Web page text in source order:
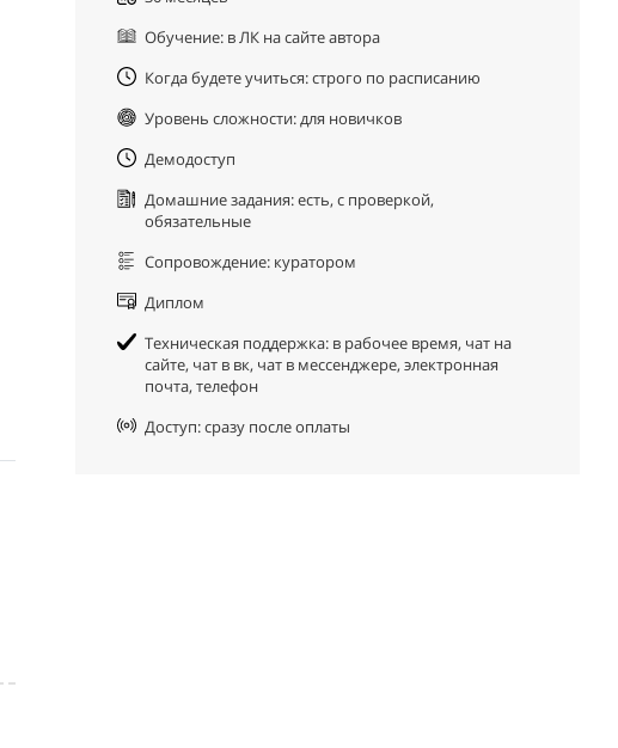
Обучение: в ЛК на сайте автора
Когда будете учиться: строго по расписанию
Уровень сложности: для новичков
Демодоступ
Домашние задания: есть, с проверкой,
обязательные
Сопровождение: куратором
Диплом
Техническая поддержка: в рабочее время, чат на
сайте, чат в вк, чат в мессенджере, электронная
почта, телефон
Доступ: сразу после оплаты